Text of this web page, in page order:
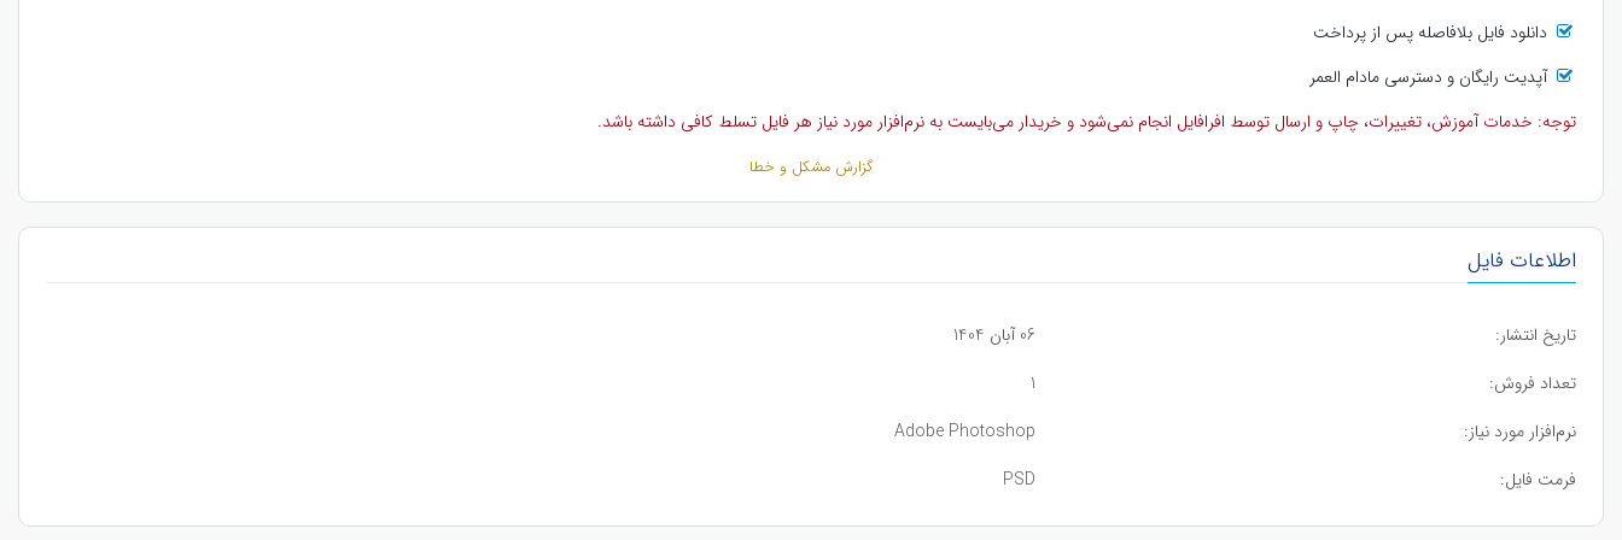
دانلود فایل بلافاصله پس از پرداخت
آپدیت رایگان و دسترسی مادام العمر
توجه: خدمات آموزش، تغییرات، چاپ و ارسال توسط افرافایل انجام نمی‌شود و خریدار می‌بایست به نرم‌افزار مورد نیاز هر فایل تسلط کافی داشته باشد.
گزارش مشکل و خطا
اطلاعات فایل
تاریخ انتشار:
06 آبان 1404
تعداد فروش:
1
نرم‌افزار مورد نیاز:
Adobe Photoshop
فرمت فایل:
PSD